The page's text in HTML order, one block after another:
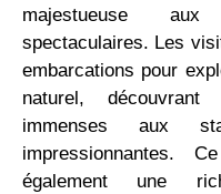
majestueuse aux
spectaculaires. Les
embarcations pour
naturel,
immenses aux
impressionnantes.
également une